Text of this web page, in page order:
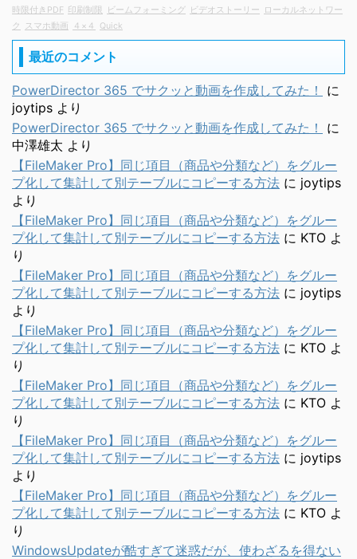
時限付きPDF 印刷制限 ビームフォーミング ビデオストーリー
ローカルネットワー
ク
スマホ動画 ４×４ Quick
最近のコメント
PowerDirector 365 でサクッと動画を作成してみた！
に
joytips より
PowerDirector 365 でサクッと動画を作成してみた！
に
中澤雄太 より
【FileMaker Pro】同じ項目（商品や分類など）をグルー
プ化して集計して別テーブルにコピーする方法 に joytips
より
【FileMaker Pro】同じ項目（商品や分類など）をグルー
プ化して集計して別テーブルにコピーする方法 に KTO よ
り
【FileMaker Pro】同じ項目（商品や分類など）をグルー
プ化して集計して別テーブルにコピーする方法 に joytips
より
【FileMaker Pro】同じ項目（商品や分類など）をグルー
プ化して集計して別テーブルにコピーする方法 に KTO よ
り
【FileMaker Pro】同じ項目（商品や分類など）をグルー
プ化して集計して別テーブルにコピーする方法 に KTO よ
り
【FileMaker Pro】同じ項目（商品や分類など）をグルー
プ化して集計して別テーブルにコピーする方法 に joytips
より
【FileMaker Pro】同じ項目（商品や分類など）をグルー
プ化して集計して別テーブルにコピーする方法 に KTO よ
り
WindowsUpdateが酷すぎて迷惑だが、使わざるを得ない